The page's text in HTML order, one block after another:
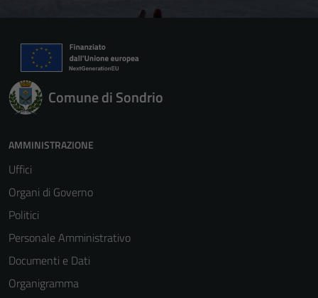
Comune di Sondrio
AMMINISTRAZIONE
Uffici
Organi di Governo
Politici
Personale Amministrativo
Documenti e Dati
Organigramma